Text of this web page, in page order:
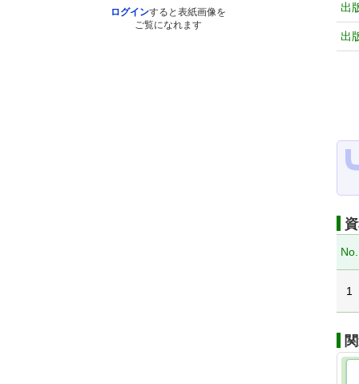
ログインすると表紙画像を
ご覧になれます
出
出
No.
1